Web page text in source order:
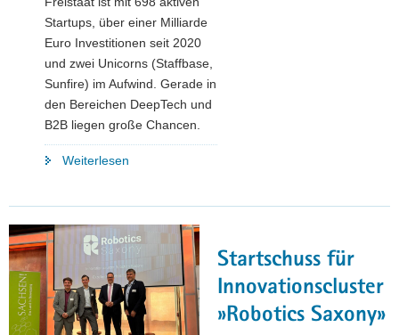
Startups, über einer Milliarde
Euro Investitionen seit 2020
und zwei Unicorns (Staffbase,
Sunfire) im Aufwind. Gerade in
den Bereichen DeepTech und
B2B liegen große Chancen.
Weiterlesen
Kurs"
Startschuss für
Innovationscluster
»Robotics Saxony»